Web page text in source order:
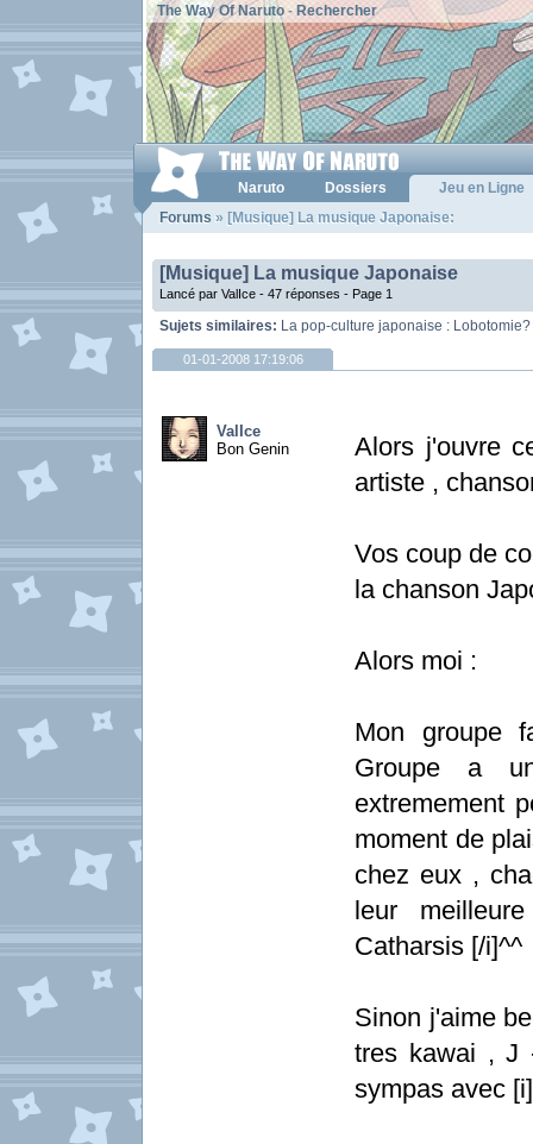
The Way Of Naruto- Rechercher
Naruto Dossiers
Jeu en Ligne
Forums » [Musique] La musique Japonaise:
[Musique] La musique Japonaise
Lancé par ValIce - 47 réponses - Page 1
Sujets similaires: La pop-culture japonaise : Lobotomie?
01-01-2008 17:19:06
ValIce
Bon Genin
Alors j'ouvre
artiste ,
Vos coup de
la chanson
Alors moi :
Mon groupe
Groupe a
extremement
moment de
chez eux ,
leur
Catharsis [/i]^^
Sinon j'aime
tres kawai , J
sympas avec